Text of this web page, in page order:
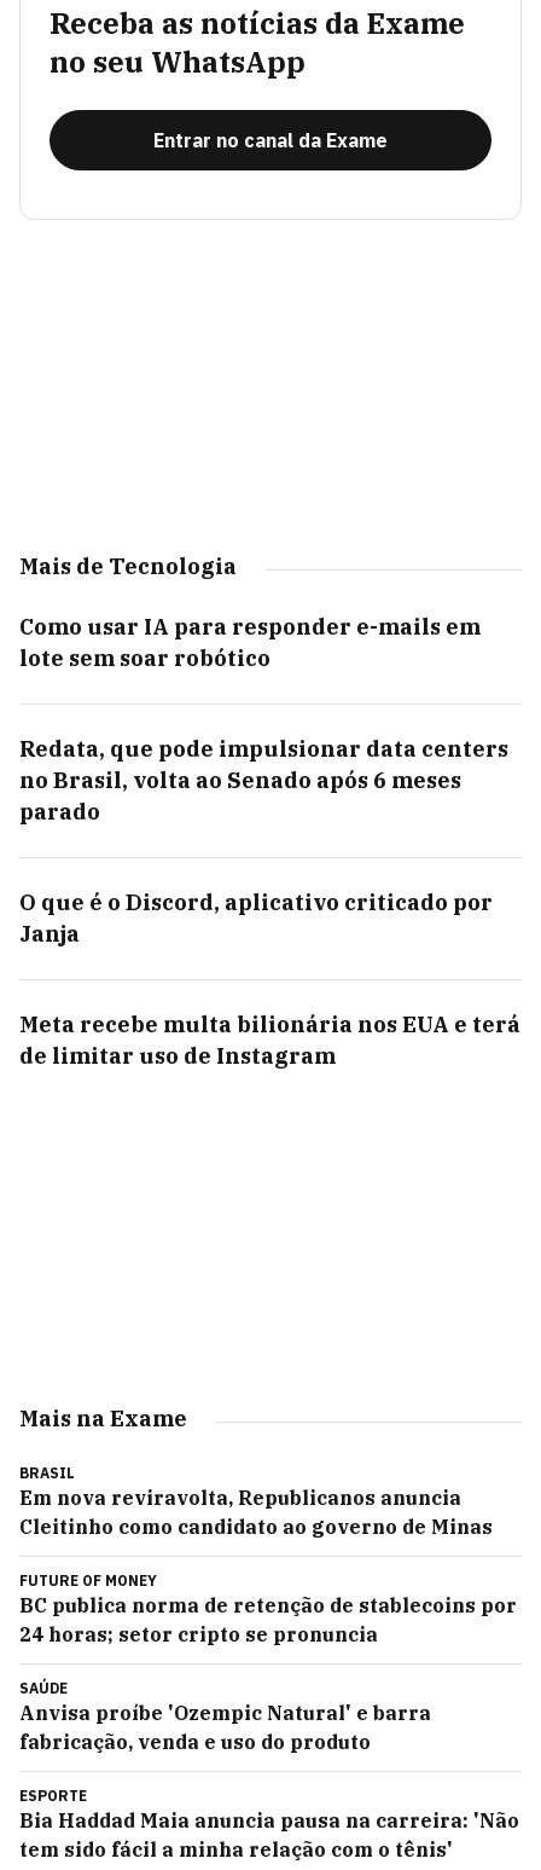
Receba as notícias da Exame
no seu WhatsApp
Entrar no canal da Exame
Mais de Tecnologia
Como usar IA para responder e-mails em
lote sem soar robótico
Redata, que pode impulsionar data centers
no Brasil, volta ao Senado após 6 meses
parado
O que é o Discord, aplicativo criticado por
Janja
Meta recebe multa bilionária nos EUA e terá
de limitar uso de Instagram
Mais na Exame
BRASIL
Em nova reviravolta, Republicanos anuncia
Cleitinho como candidato ao governo de Minas
FUTURE OF MONEY
BC publica norma de retenção de stablecoins por
24 horas; setor cripto se pronuncia
SAÚDE
Anvisa proíbe 'Ozempic Natural' e barra
fabricação, venda e uso do produto
ESPORTE
Bia Haddad Maia anuncia pausa na carreira: 'Não
tem sido fácil a minha relação com o tênis'